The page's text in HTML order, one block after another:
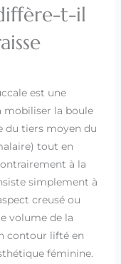
t-il
est une
mobiliser la boule
du tiers moyen du
tout en
à la
simplement à
creusé ou
volume de la
contour lifté en
féminine.